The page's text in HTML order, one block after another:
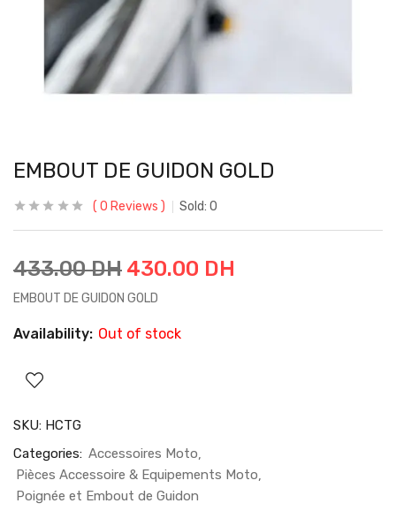
EMBOUT DE GUIDON GOLD
0 Reviews Sold: 0
433.00DH 430.00 DH
EMBOUT DE GUIDON GOLD
Availability: Out of stock
SKU: HCTG
Categories: Accessoires Moto
Pièces Accessoire & Equipements Moto
Poignée et Embout de Guidon